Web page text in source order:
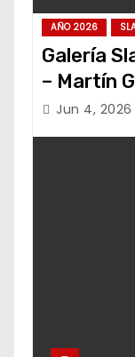
AÑO 2026
Galería
– Martín
Jun 4, 2026